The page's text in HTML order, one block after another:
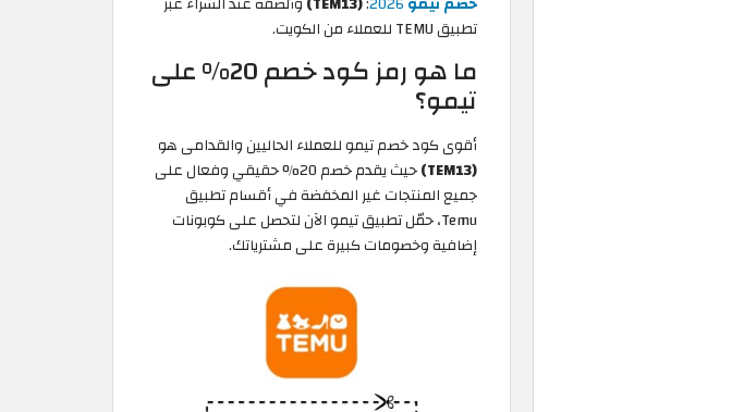
تطبيق TEMU للعملاء من الكويت.
ما هو رمز كود خصم 20% على
تيمو؟
أقوى كود خصم تيمو للعملاء الحاليين والقدامى هو
(TEM13)
حيث يقدم خصم 20% حقيقي وفعال على
جميع المنتجات غير المخفضة في أقسام تطبيق
Temu، حمّل تطبيق تيمو الآن لتحصل على كوبونات
إضافية وخصومات كبيرة على مشترياتك.